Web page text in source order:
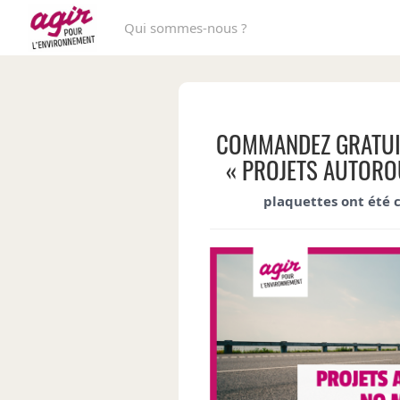
Qui sommes-nous ?
COMMANDEZ
« PROJETS
plaquettes ont été